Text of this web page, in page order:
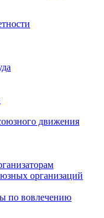
движения
организаций
по вовлечению